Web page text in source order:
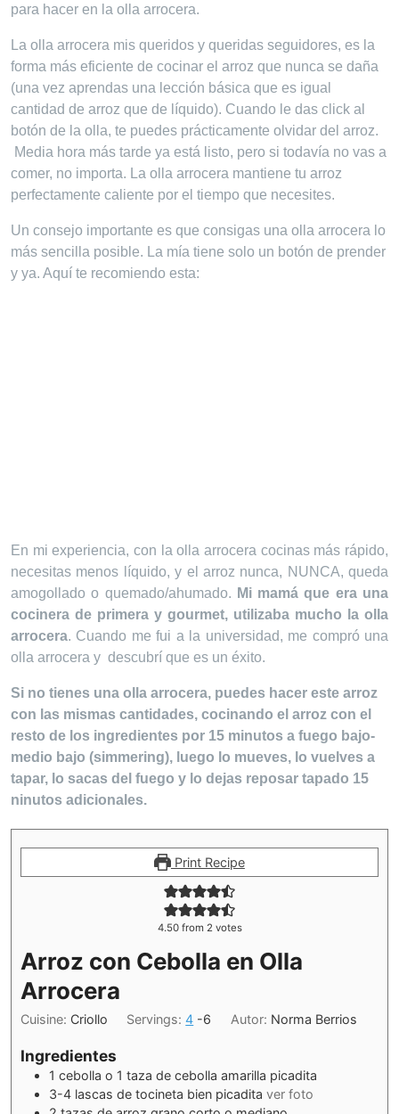
para hacer en la olla arrocera.
La olla arrocera mis queridos y queridas seguidores, es la
forma más eficiente de cocinar el arroz que nunca se daña
(una vez aprendas una lección básica que es igual
cantidad de arroz que de líquido). Cuando le das click al
botón de la olla, te puedes prácticamente olvidar del arroz.
Media hora más tarde ya está listo, pero si todavía no vas a
comer, no importa. La olla arrocera mantiene tu arroz
perfectamente caliente por el tiempo que necesites.
Un consejo importante es que consigas una olla arrocera lo
más sencilla posible. La mía tiene solo un botón de prender
y ya. Aquí te recomiendo esta:
En mi experiencia, con la olla arrocera cocinas más rápido,
necesitas menos líquido, y el arroz nunca, NUNCA, queda
amogollado o quemado/ahumado. Mi mamá que era una
cocinera de primera y gourmet, utilizaba mucho la olla
arrocera. Cuando me fui a la universidad, me compró una
olla arrocera y descubrí que es un éxito.
Si no tienes una olla arrocera, puedes hacer este arroz
con las mismas cantidades, cocinando el arroz con el
resto de los ingredientes por 15 minutos a fuego bajo-
medio bajo (simmering), luego lo mueves, lo vuelves a
tapar, lo sacas del fuego y lo dejas reposar tapado 15
ninutos adicionales.
Print Recipe
4.50from 2 votes
Arroz con Cebolla en Olla
Arrocera
Cuisine: Criollo Servings:4 -6 Autor: Norma Berrios
Ingredientes
1 cebolla o 1 taza de cebolla amarilla picadita
3-4 lascas de tocineta bien picadita ver foto